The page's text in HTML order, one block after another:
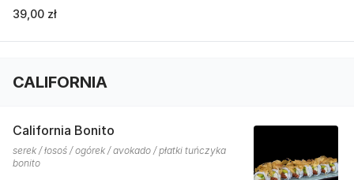
39,00 zł
CALIFORNIA
California Bonito
serek / łosoś / ogórek / avokado / płatki tuńczyka
bonito